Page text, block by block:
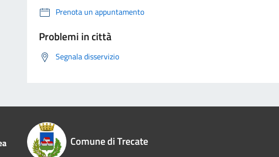
Prenota un appuntamento
Problemi in città
Segnala disservizio
Comune di Trecate